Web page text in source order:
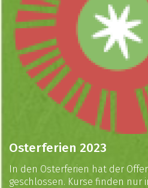
Osterferien 2023
In den Osterferien hat der
geschlossen. Kurse finden nur